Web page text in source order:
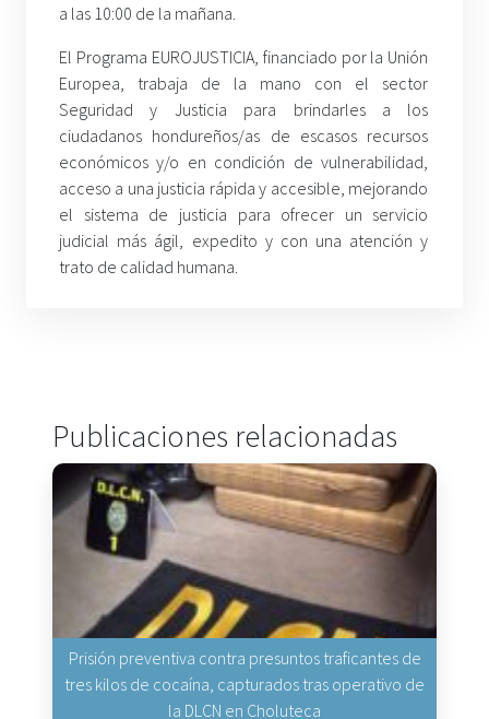
a las 10:00 de la mañana.
El Programa EUROJUSTICIA, financiado por la Unión
Europea, trabaja de la mano con el sector
Seguridad y Justicia para brindarles a los
ciudadanos hondureños/as de escasos recursos
económicos y/o en condición de vulnerabilidad,
acceso a una justicia rápida y accesible, mejorando
el sistema de justicia para ofrecer un servicio
judicial más ágil, expedito y con una atención y
trato de calidad humana.
Publicaciones relacionadas
Prisión preventiva contra presuntos traficantes de
tres kilos de cocaína, capturados tras operativo de
la DLCN en Choluteca